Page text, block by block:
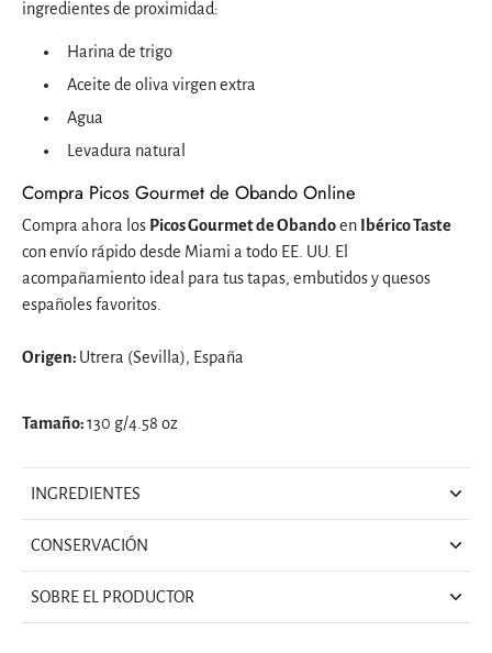
ingredientes de proximidad:
Harina de trigo
Aceite de oliva virgen extra
Agua
Levadura natural
Compra Picos Gourmet de Obando Online
Compra ahora los Picos Gourmet de Obandoen Ibérico Taste
con envío rápido desde Miami a todo EE. UU. El
acompañamiento ideal para tus tapas, embutidos y quesos
españoles favoritos.
Origen: Utrera (Sevilla), España
Tamaño:130 g/4.58 oz
INGREDIENTES
CONSERVACIÓN
SOBRE EL PRODUCTOR